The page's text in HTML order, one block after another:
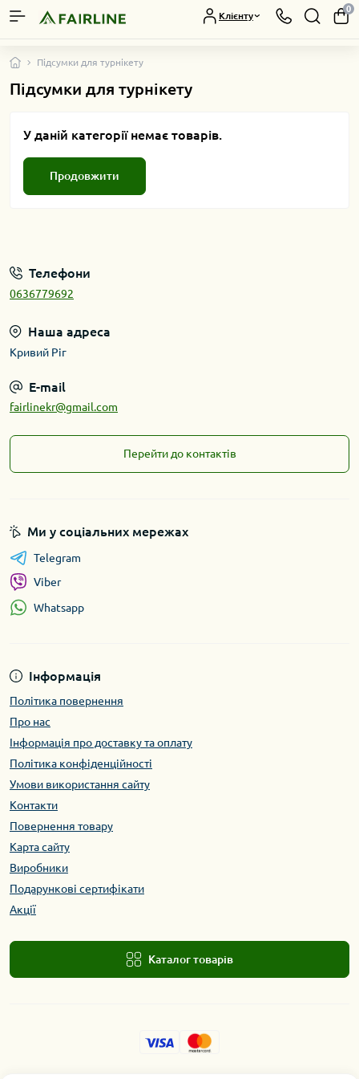
Клієнту
0
Підсумки для турнікету
Підсумки для турнікету
У даній категорії немає товарів.
Продовжити
Телефони
0636779692
Наша адреса
Кривий Ріг
E-mail
fairlinekr@gmail.com
Перейти до контактів
Інформація
Політика повернення
Про нас
Інформація про доставку та оплату
Політика конфіденційності
Умови використання сайту
Контакти
Повернення товару
Карта сайту
Виробники
Подарункові сертифікати
Акції
Каталог товарів
Ми у соціальних мережах
Telegram
Viber
Whatsapp